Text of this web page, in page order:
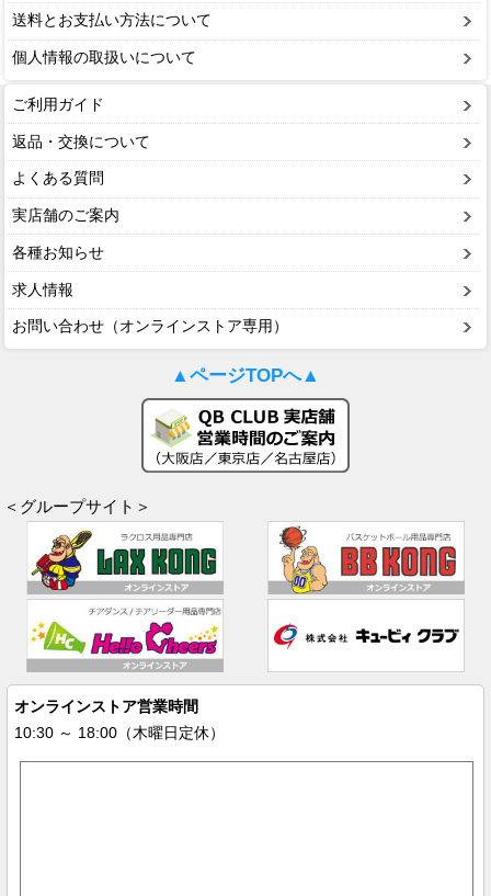
送料とお支払い方法について
個人情報の取扱いについて
ご利用ガイド
返品・交換について
よくある質問
実店舗のご案内
各種お知らせ
求人情報
お問い合わせ（オンラインストア専用）
▲ページTOPへ▲
＜グループサイト＞
オンラインストア営業時間
10:30 ～ 18:00（木曜日定休）